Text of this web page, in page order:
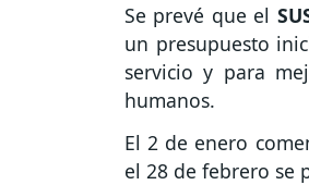
Se prevé que el
un presupuesto
servicio y para
humanos.
El 2 de enero
el 28 de febrero se